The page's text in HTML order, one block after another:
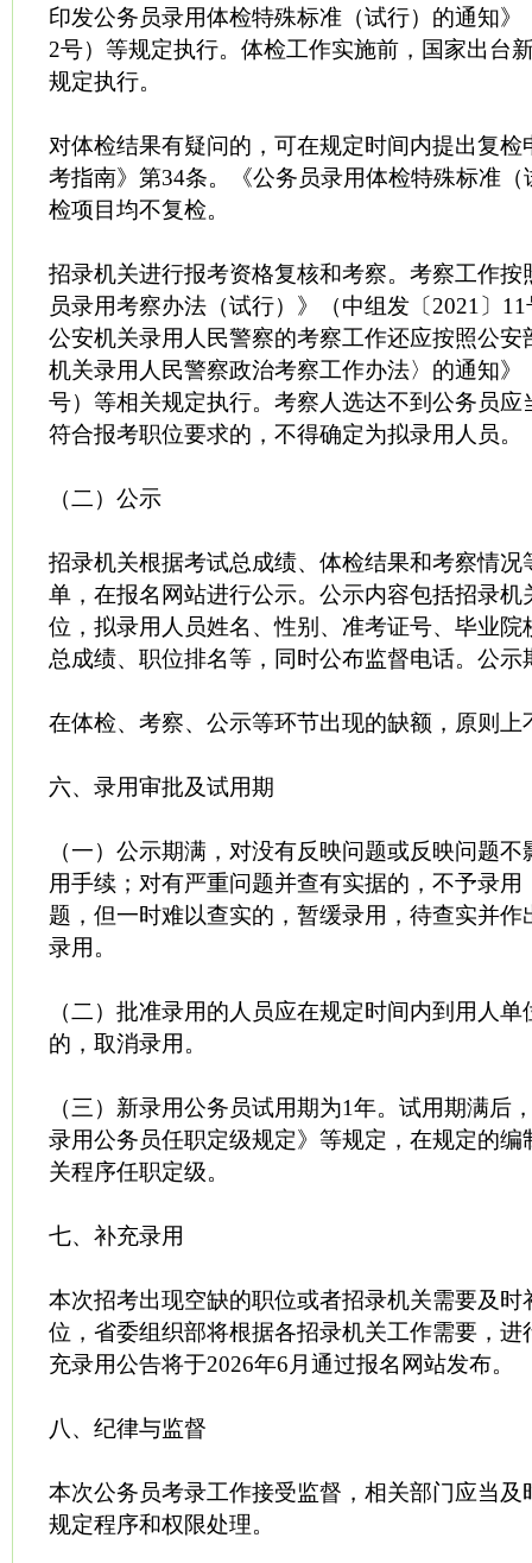
印发公务员录用体检特殊标准（试行）的通知》
2号）等规定执行。体检工作实施前，国家出台
规定执行。
对体检结果有疑问的，可在规定时间内提出复检
考指南》第34条。《公务员录用体检特殊标准
检项目均不复检。
招录机关进行报考资格复核和考察。考察工作按
员录用考察办法（试行）》（中组发〔2021〕
公安机关录用人民警察的考察工作还应按照公安
机关录用人民警察政治考察工作办法〉的通知》
号）等相关规定执行。考察人选达不到公务员应
符合报考职位要求的，不得确定为拟录用人员。
（二）公示
招录机关根据考试总成绩、体检结果和考察情况
单，在报名网站进行公示。公示内容包括招录机
位，拟录用人员姓名、性别、准考证号、毕业院
总成绩、职位排名等，同时公布监督电话。公示
在体检、考察、公示等环节出现的缺额，原则上
六、录用审批及试用期
（一）公示期满，对没有反映问题或反映问题
用手续；对有严重问题并查有实据的，不予录用
题，但一时难以查实的，暂缓录用，待查实并作
录用。
（二）批准录用的人员应在规定时间内到用人
的，取消录用。
（三）新录用公务员试用期为1年。试用期满后
录用公务员任职定级规定》等规定，在规定的编
关程序任职定级。
七、补充录用
本次招考出现空缺的职位或者招录机关需要及时
位，省委组织部将根据各招录机关工作需要，进
充录用公告将于2026年6月通过报名网站发布。
八、纪律与监督
本次公务员考录工作接受监督，相关部门应当及
规定程序和权限处理。